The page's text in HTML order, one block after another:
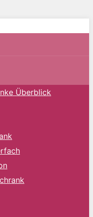
Überblick